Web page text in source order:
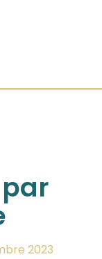
2023